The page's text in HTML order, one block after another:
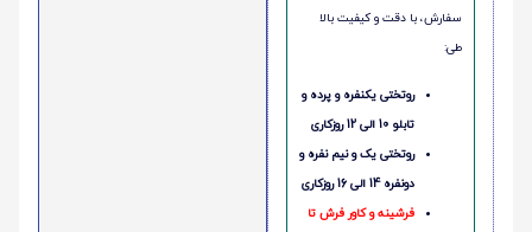
سفارش، با دقت و کیفیت بالا
طی:
روتختی یکنفره و پرده و
تابلو 10 الی 12 روزکاری
روتختی یک و نیم نفره و
دونفره 14 الی 16 روزکاری
فرشینه و کاور فرش تا